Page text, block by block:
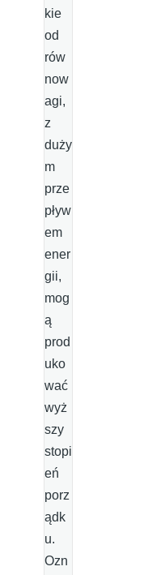
kie
od
rów
now
agi,
z
duży
m
prze
pływ
em
ener
gii,
mog
ą
prod
uko
wać
wyż
szy
stopi
eń
porz
ądk
u.
Ozn